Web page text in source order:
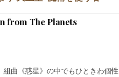
from The Planets
曲《惑星》の中でもひときわ個